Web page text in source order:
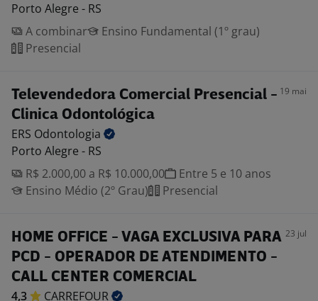
Porto Alegre - RS
A combinar
Ensino Fundamental (1º grau)
Presencial
Televendedora Comercial Presencial -
Clinica Odontológica
19 mai
ERS Odontologia
Porto Alegre - RS
R$ 2.000,00 a R$ 10.000,00
Entre 5 e 10 anos
Ensino Médio (2º Grau)
Presencial
HOME OFFICE - VAGA EXCLUSIVA PARA
PCD - OPERADOR DE ATENDIMENTO -
CALL CENTER COMERCIAL
23 jul
4,3
CARREFOUR